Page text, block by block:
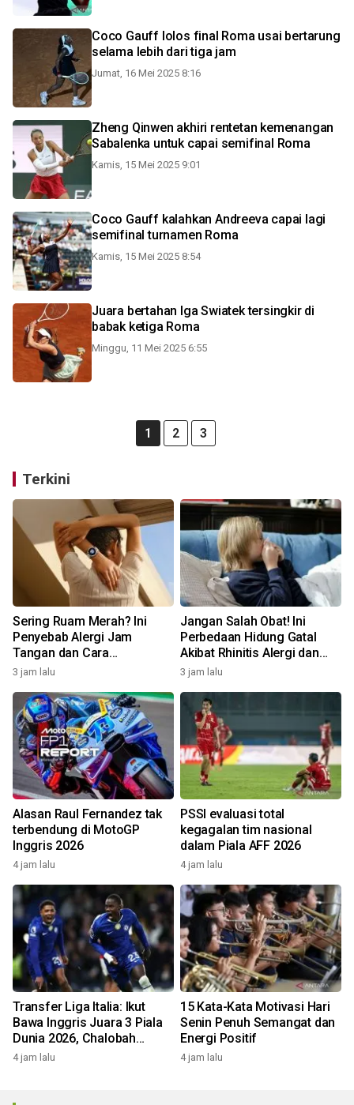
Coco Gauff lolos final Roma usai bertarung
selama lebih dari tiga jam
Jumat, 16 Mei 2025 8:16
Zheng Qinwen akhiri rentetan kemenangan
Sabalenka untuk capai semifinal Roma
Kamis, 15 Mei 2025 9:01
Coco Gauff kalahkan Andreeva capai lagi
semifinal turnamen Roma
Kamis, 15 Mei 2025 8:54
Juara bertahan Iga Swiatek tersingkir di
babak ketiga Roma
Minggu, 11 Mei 2025 6:55
1 2 3
Terkini
Sering Ruam Merah? Ini
Penyebab Alergi Jam
Tangan dan Cara
Mengatasinya
3 jam lalu
Jangan Salah Obat! Ini
Perbedaan Hidung Gatal
Akibat Rhinitis Alergi dan
Pilek Infeksi
3 jam lalu
Alasan Raul Fernandez tak
terbendung di MotoGP
Inggris 2026
4 jam lalu
PSSI evaluasi total
kegagalan tim nasional
dalam Piala AFF 2026
4 jam lalu
Transfer Liga Italia: Ikut
Bawa Inggris Juara 3 Piala
Dunia 2026, Chalobah
Resmi Gabung Como 1907
4 jam lalu
15 Kata-Kata Motivasi Hari
Senin Penuh Semangat dan
Energi Positif
4 jam lalu